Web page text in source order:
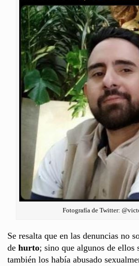
Fotografía de Twitter:
Se resalta que en las denuncias no
de hurto; sino que algunos de ellos
también los había abusado